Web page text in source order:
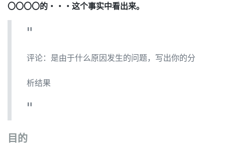
〇〇〇〇的・・・这个事实中看出来。
评论：是由于什么原因发生的问题，写出你的分
析结果
目的